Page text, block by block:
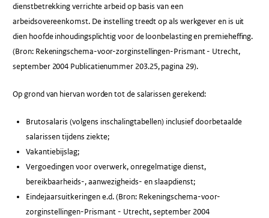
dienstbetrekking verrichte arbeid op basis van een
arbeidsovereenkomst. De instelling treedt op als werkgever en is uit
dien hoofde inhoudingsplichtig voor de loonbelasting en premieheffing.
(Bron: Rekeningschema-voor-zorginstellingen-Prismant - Utrecht,
september 2004 Publicatienummer 203.25, pagina 29).
Op grond van hiervan worden tot de salarissen gerekend:
Brutosalaris (volgens inschalingtabellen) inclusief doorbetaalde
salarissen tijdens ziekte;
Vakantiebijslag;
Vergoedingen voor overwerk, onregelmatige dienst,
bereikbaarheids-, aanwezigheids- en slaapdienst;
Eindejaarsuitkeringen e.d. (Bron: Rekeningschema-voor-
zorginstellingen-Prismant - Utrecht, september 2004